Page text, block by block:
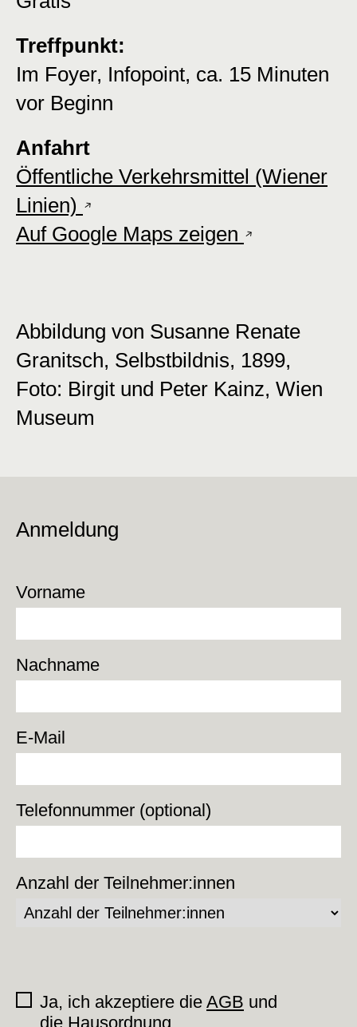
Treffpunkt:
Im Foyer, Infopoint, ca. 15 Minuten
vor Beginn
Anfahrt
Öffentliche Verkehrsmittel (Wiener
Linien)
Auf Google Maps zeigen
Abbildung von Susanne Renate
Granitsch, Selbstbildnis, 1899,
Foto: Birgit und Peter Kainz, Wien
Museum
Anmeldung
Vorname
Nachname
E-Mail
Telefonnummer (optional)
Anzahl der Teilnehmer:innen
Ja, ich akzeptiere die AGB und
die Hausordnung